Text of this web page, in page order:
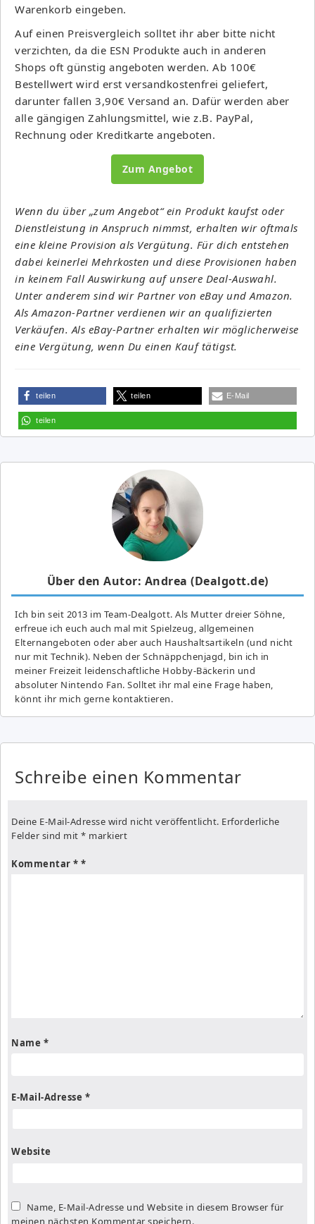
Warenkorb eingeben.
Auf einen Preisvergleich solltet ihr aber bitte nicht
verzichten, da die ESN Produkte auch in anderen
Shops oft günstig angeboten werden. Ab 100€
Bestellwert wird erst versandkostenfrei geliefert,
darunter fallen 3,90€ Versand an. Dafür werden aber
alle gängigen Zahlungsmittel, wie z.B. PayPal,
Rechnung oder Kreditkarte angeboten.
Zum Angebot
Wenn du über „zum Angebot“ ein Produkt kaufst oder
Dienstleistung in Anspruch nimmst, erhalten wir oftmals
eine kleine Provision als Vergütung. Für dich entstehen
dabei keinerlei Mehrkosten und diese Provisionen haben
in keinem Fall Auswirkung auf unsere Deal-Auswahl.
Unter anderem sind wir Partner von eBay und Amazon.
Als Amazon-Partner verdienen wir an qualifizierten
Verkäufen. Als eBay-Partner erhalten wir möglicherweise
eine Vergütung, wenn Du einen Kauf tätigst.
teilen teilen E-Mail
teilen
Über den Autor: Andrea (Dealgott.de)
Ich bin seit 2013 im Team-Dealgott. Als Mutter dreier Söhne,
erfreue ich euch auch mal mit Spielzeug, allgemeinen
Elternangeboten oder aber auch Haushaltsartikeln (und nicht
nur mit Technik). Neben der Schnäppchenjagd, bin ich in
meiner Freizeit leidenschaftliche Hobby-Bäckerin und
absoluter Nintendo Fan. Solltet ihr mal eine Frage haben,
könnt ihr mich gerne kontaktieren.
Schreibe einen Kommentar
Deine E-Mail-Adresse wird nicht veröffentlicht. Erforderliche
Felder sind mit * markiert
Kommentar *
Name *
E-Mail-Adresse *
Website
Name, E-Mail-Adresse und Website in diesem Browser für
meinen nächsten Kommentar speichern.